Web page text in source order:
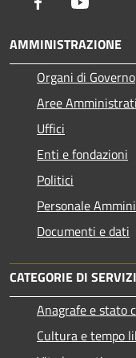
AMMINISTRAZIONE
Organi di Governo
Aree
Uffici
Enti e fondazioni
Politici
Personale
Documenti e dati
CATEGORIE DI
Anagrafe e stato
Cultura e tempo